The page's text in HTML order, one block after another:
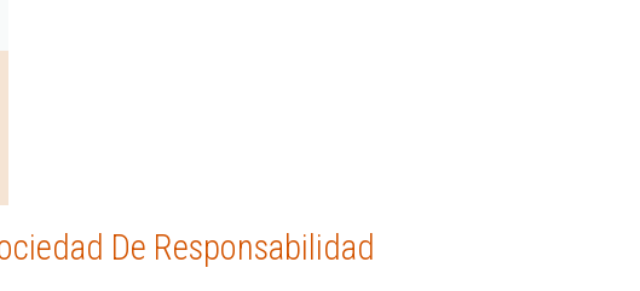
De Responsabilidad